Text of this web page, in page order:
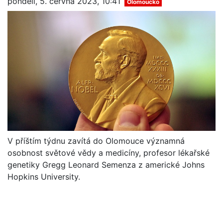
Olomoucko
V příštím týdnu zavítá do Olomouce významná
osobnost světové vědy a medicíny, profesor lékařské
genetiky Gregg Leonard Semenza z americké Johns
Hopkins University.